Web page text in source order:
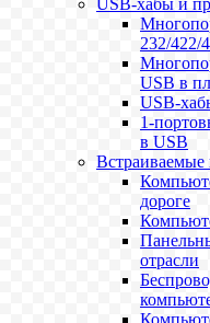
USB-хабы и
232/422/
USB в
USB-
1-
в USB
дороге
отрасли